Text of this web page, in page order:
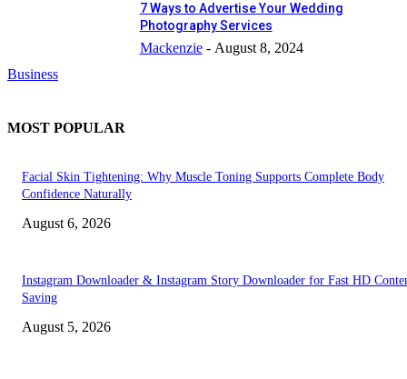
Business
7 Ways to Advertise Your Wedding
Photography Services
Mackenzie - August 8, 2024
MOST POPULAR
Facial Skin Tightening: Why Muscle Toning Supports Complete Body
Confidence Naturally
August 6, 2026
Instagram Downloader & Instagram Story Downloader for Fast HD
Saving
August 5, 2026